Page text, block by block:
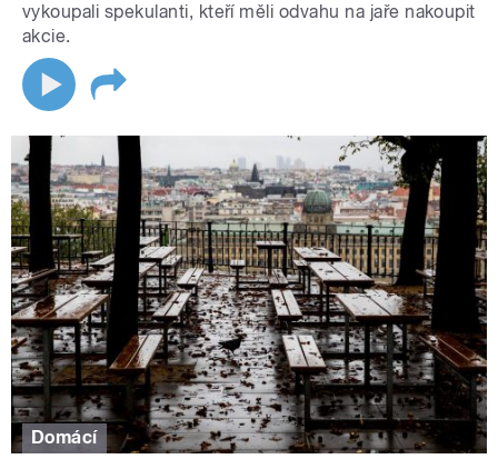
vykoupali spekulanti, kteří měli odvahu na jaře nakoupit
akcie.
Domácí